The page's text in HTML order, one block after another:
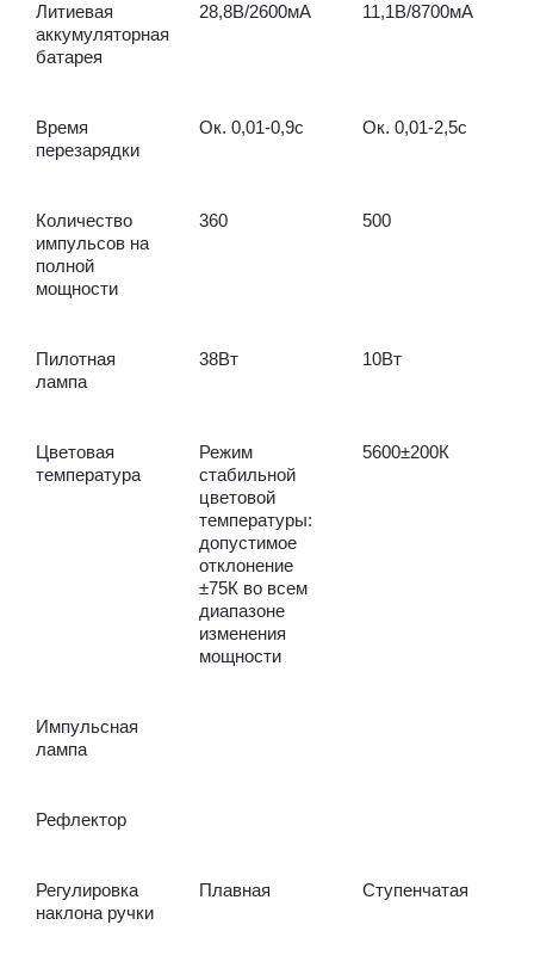
Литиевая
аккумуляторная
батарея
28,8В/2600мА 11,1В/8700мА
Время
перезарядки
Ок. 0,01-0,9с Ок. 0,01-2,5с
Количество
импульсов на
полной
мощности
360 500
Пилотная
лампа
38Вт 10Вт
Цветовая
температура
Режим
стабильной
цветовой
температуры:
допустимое
отклонение
±75К во всем
диапазоне
изменения
мощности
5600±200К
Импульсная
лампа
Рефлектор
Регулировка
наклона ручки
Плавная Ступенчатая